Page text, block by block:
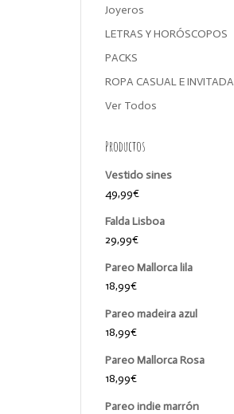
Joyeros
LETRAS Y HORÓSCOPOS
PACKS
ROPA CASUAL E INVITADA
Ver Todos
Productos
Vestido sines
49,99€
Falda Lisboa
29,99€
Pareo Mallorca lila
18,99€
Pareo madeira azul
18,99€
Pareo Mallorca Rosa
18,99€
Pareo indie marrón